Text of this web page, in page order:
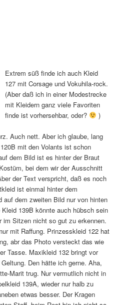
Extrem süß finde ich auch Kleid
127 mit Corsage und Vokuhila-rock.
(Aber daß ich in einer Modestrecke
mit Kleidern ganz viele Favoriten
finde ist vorhersehbar, oder?
)
Auch nett. Aber ich glaube, lang
mit den Volants ist schon
dem Bild ist es hinter der Braut
bei dem wir der Ausschnitt
der Text verspricht, daß es noch
ist einmal hinter dem
auf dem zweiten Bild nur von hinten
139B könnte auch hübsch sein
im Sitzen nicht so gut zu erkennen.
mit Raffung. Prinzesskleid 122 hat
abr das Photo versteckt das wie
Tasse. Maxikleid 132 bringt vor
Den hätte ich gerne. Aha,
Marit trug. Nur vermutlich nicht in
139A, wieder nur halb zu
etwas besser. Der Kragen